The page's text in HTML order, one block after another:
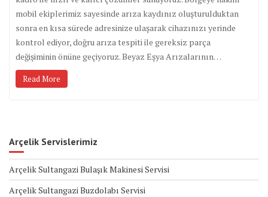
mobil ekiplerimiz sayesinde arıza kaydınız oluşturulduktan
sonra en kısa sürede adresinize ulaşarak cihazınızı yerinde
kontrol ediyor, doğru arıza tespiti ile gereksiz parça
değişiminin önüne geçiyoruz. Beyaz Eşya Arızalarının…
Read More
Arçelik Servislerimiz
Arçelik Sultangazi Bulaşık Makinesi Servisi
Arçelik Sultangazi Buzdolabı Servisi